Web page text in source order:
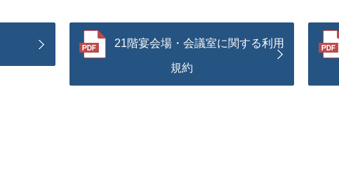
21階宴会場・会議室に関する利用
規約